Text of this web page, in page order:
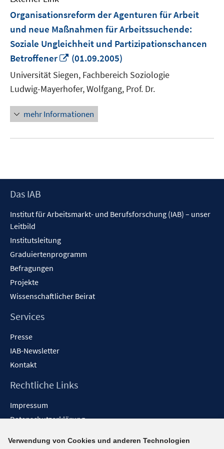
Organisationsreform der Agenturen für Arbeit
und neue Maßnahmen für Arbeitssuchende:
Soziale Ungleichheit und Partizipationschancen
Betroffener
In
neuem
Fenster
öffnen
(01.09.2005)
Universität Siegen, Fachbereich Soziologie
Ludwig-Mayerhofer, Wolfgang, Prof. Dr.
mehr Informationen
Footer
Das IAB
Institut für Arbeitsmarkt- und Berufsforschung (IAB) – unser
Leitbild
Institutsleitung
Graduiertenprogramm
Befragungen
Projekte
Wissenschaftlicher Beirat
Services
Presse
IAB-Newsletter
Kontakt
Rechtliche Links
Impressum
Datenschutzerklärung
Barrieren melden
Verwendung von Cookies und anderen Technologien